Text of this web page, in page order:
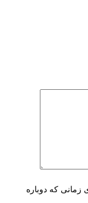
زمانی که دوباره